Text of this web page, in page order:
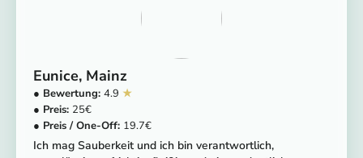
Eunice Mainz
4.9
25
19.7
Ich mag Sauberkeit und ich bin verantwortlich,